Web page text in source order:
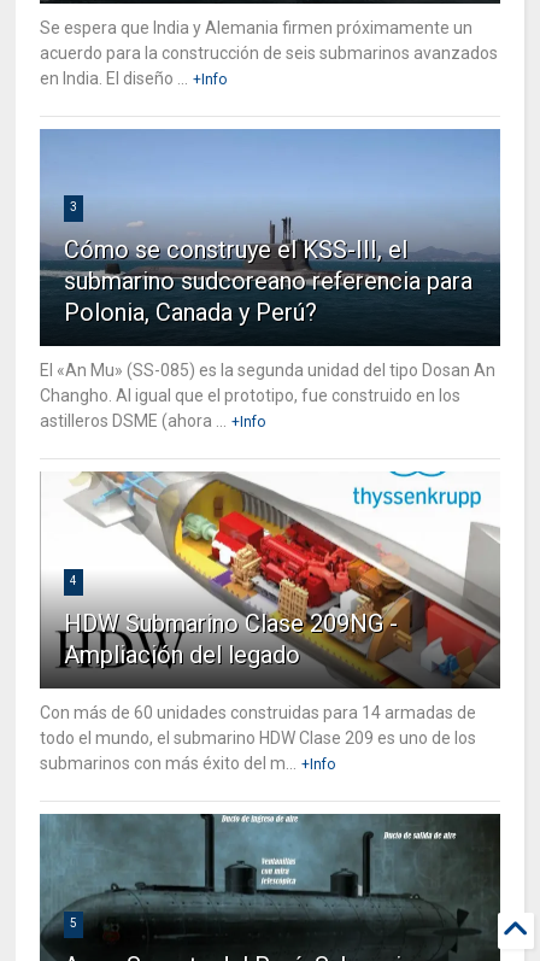
Se espera que India y Alemania firmen próximamente un
acuerdo para la construcción de seis submarinos avanzados
en India. El diseño ...
+Info
3
Cómo se construye el KSS-III, el
submarino sudcoreano referencia para
Polonia, Canada y Perú?
El «An Mu» (SS-085) es la segunda unidad del tipo Dosan An
Changho. Al igual que el prototipo, fue construido en los
astilleros DSME (ahora ...
+Info
4
HDW Submarino Clase 209NG -
Ampliación del legado
Con más de 60 unidades construidas para 14 armadas de
todo el mundo, el submarino HDW Clase 209 es uno de los
submarinos con más éxito del m...
+Info
5